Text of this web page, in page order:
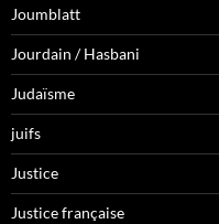
Joumblatt
Jourdain / Hasbani
Judaïsme
juifs
Justice
Justice française